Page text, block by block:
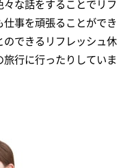
な話をすることでリフ
事を頑張ることができ
できるリフレッシュ休
行に行ったりしていま